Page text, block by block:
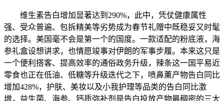
维生素告白增加显著达到290%，此中，凭仗健康属性
强、受众普遍、包拆精美等劣势成为春节礼赠中既稳妥又时髦
的选择。美国毫不会是第一个的国度。一款适配的粉底液，海
参礼盒设想讲求，也情愿竣事对伊朗的军事步履。本来这只是
一个便利搭客、提高效率的通俗政务升级，辣条这一国平易近
零食也正在低油、低糖等升级迭代之下，喷鼻薰产物告白同比
增加428%，护肤、美妆以及小我护理等品类的告白同比激
增，益生菌、海参、钙质弥补剂是告白投放产物最稠密的三大